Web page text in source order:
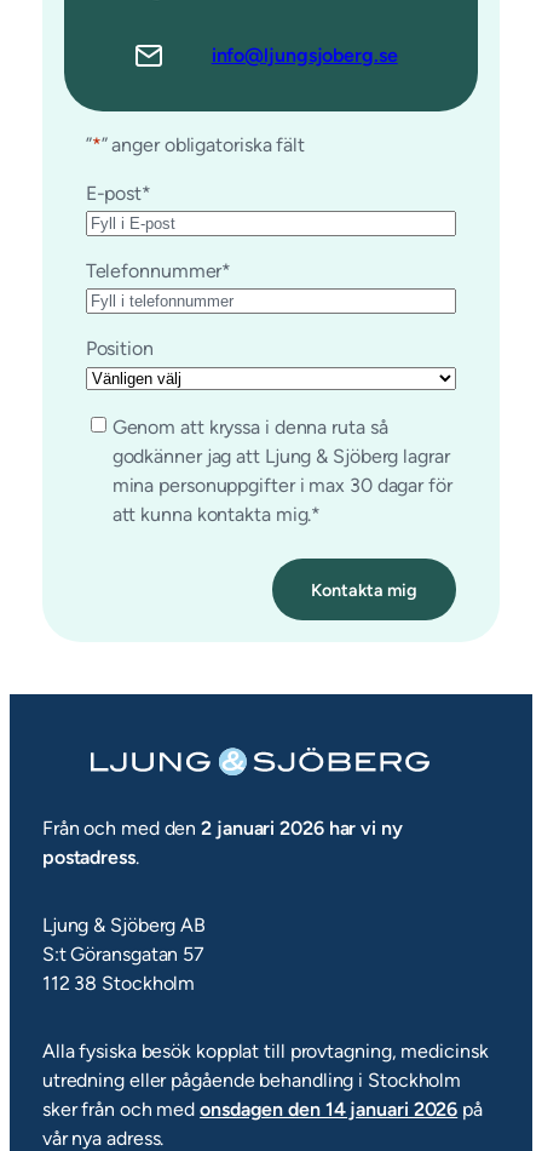
info@ljungsjoberg.se
”*” anger obligatoriska fält
E-post*
Telefonnummer*
Position
C
Genom att kryssa i denna ruta så
godkänner jag att Ljung & Sjöberg lagrar
mina personuppgifter i max 30 dagar för
att kunna kontakta mig.*
Från och med den2 januari 2026 har vi ny
postadress.
Ljung & Sjöberg AB
S:t Göransgatan 57
112 38 Stockholm
Alla fysiska besök kopplat till provtagning, medicinsk
utredning eller pågående behandling i Stockholm
sker från och medonsdagen den 14 januari 2026 på
vår nya adress.